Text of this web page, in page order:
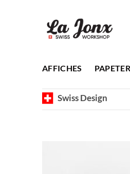
AFFICHES
Swiss Design